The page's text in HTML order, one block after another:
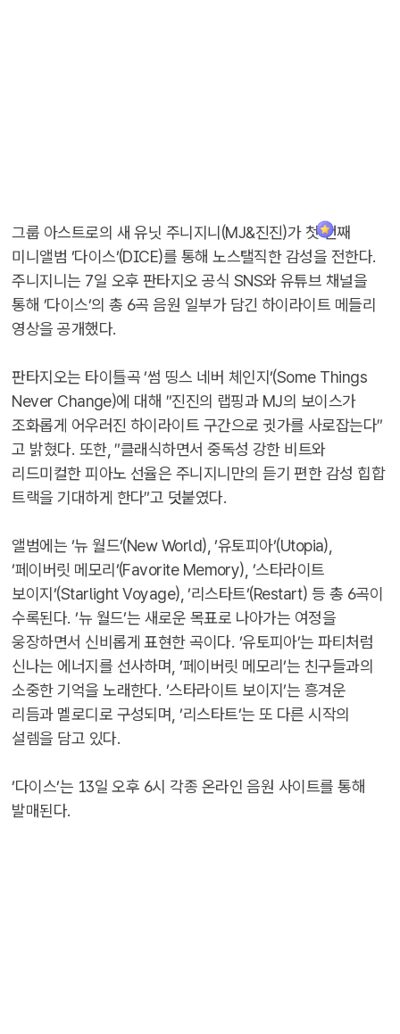
그룹 아스트로의 새 유닛 주니지니(MJ&진진)가 첫 번째
미니앨범 ’다이스’(DICE)를 통해 노스탤직한 감성을 전한다.
주니지니는 7일 오후 판타지오 공식 SNS와 유튜브 채널을
통해 ’다이스’의 총 6곡 음원 일부가 담긴 하이라이트 메들리
영상을 공개했다.
판타지오는 타이틀곡 ’썸 띵스 네버 체인지’(Some Things
Never Change)에 대해 ″진진의 랩핑과 MJ의 보이스가
조화롭게 어우러진 하이라이트 구간으로 귓가를 사로잡는다″
고 밝혔다. 또한, ″클래식하면서 중독성 강한 비트와
리드미컬한 피아노 선율은 주니지니만의 듣기 편한 감성 힙합
트랙을 기대하게 한다″고 덧붙였다.
앨범에는 ’뉴 월드’(New World), ’유토피아’(Utopia),
’페이버릿 메모리’(Favorite Memory), ’스타라이트
보이지’(Starlight Voyage), ’리스타트’(Restart) 등 총 6곡이
수록된다. ’뉴 월드’는 새로운 목표로 나아가는 여정을
웅장하면서 신비롭게 표현한 곡이다. ’유토피아’는 파티처럼
신나는 에너지를 선사하며, ’페이버릿 메모리’는 친구들과의
소중한 기억을 노래한다. ’스타라이트 보이지’는 흥겨운
리듬과 멜로디로 구성되며, ’리스타트’는 또 다른 시작의
설렘을 담고 있다.
’다이스’는 13일 오후 6시 각종 온라인 음원 사이트를 통해
발매된다.